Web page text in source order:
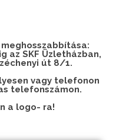
az SKF Üzletházban,
út 8/1.
vagy telefonon
telefonszámon.
a logo- ra!